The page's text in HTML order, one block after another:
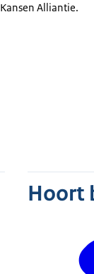
Alliantie.
Hoort